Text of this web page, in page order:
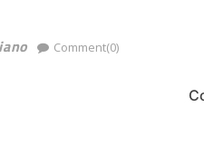
Comment(0)